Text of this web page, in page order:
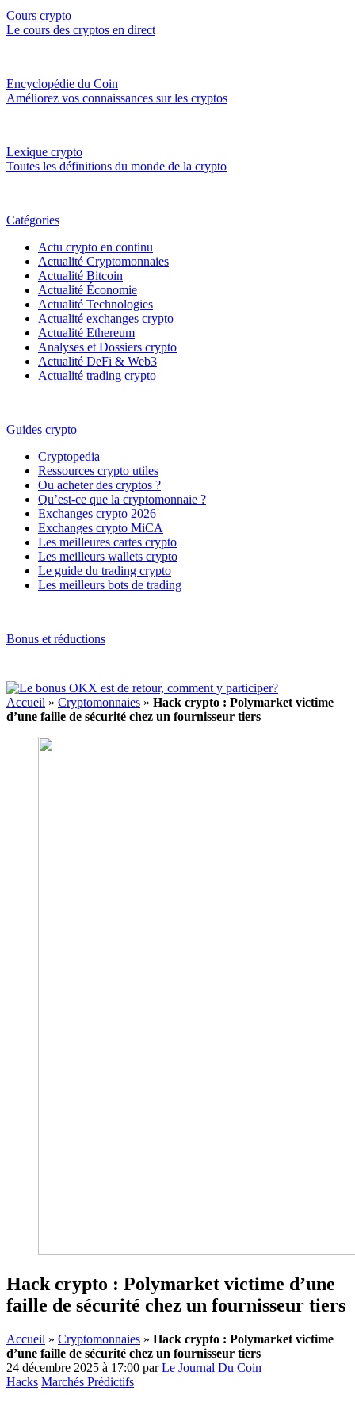
Cours crypto
Le cours des cryptos en direct
Encyclopédie du Coin
Améliorez vos connaissances sur les cryptos
Lexique crypto
Toutes les définitions du monde de la crypto
Catégories
Actu crypto en continu
Actualité Cryptomonnaies
Actualité Bitcoin
Actualité Économie
Actualité Technologies
Actualité exchanges crypto
Actualité Ethereum
Analyses et Dossiers crypto
Actualité DeFi & Web3
Actualité trading crypto
Guides crypto
Cryptopedia
Ressources crypto utiles
Ou acheter des cryptos ?
Qu’est-ce que la cryptomonnaie ?
Exchanges crypto 2026
Exchanges crypto MiCA
Les meilleures cartes crypto
Les meilleurs wallets crypto
Le guide du trading crypto
Les meilleurs bots de trading
Bonus et réductions
Accueil » Cryptomonnaies » Hack crypto : Polymarket victime
d’une faille de sécurité chez un fournisseur tiers
Hack crypto : Polymarket victime d’une
faille de sécurité chez un fournisseur tiers
Accueil » Cryptomonnaies » Hack crypto : Polymarket victime
d’une faille de sécurité chez un fournisseur tiers
24 décembre 2025 à 17:00 parLe Journal Du Coin
Hacks Marchés Prédictifs